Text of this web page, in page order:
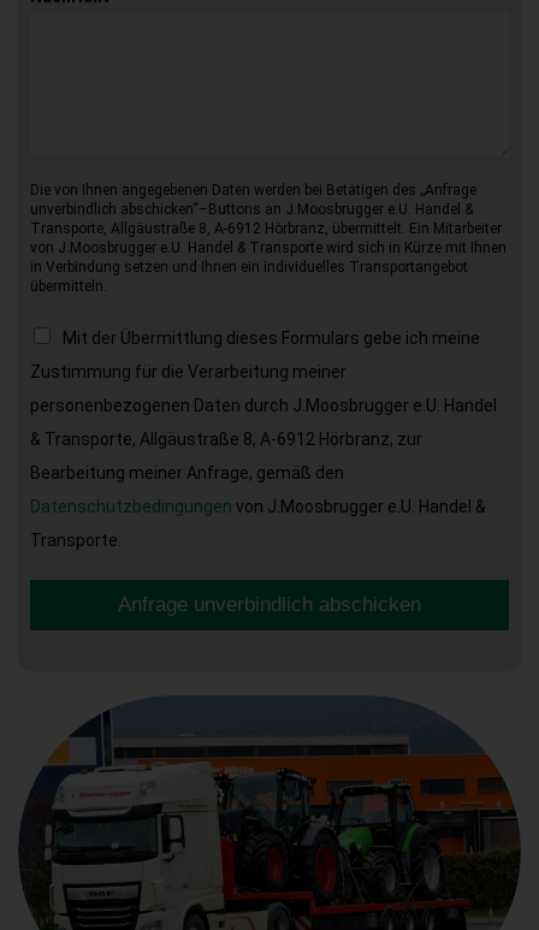
Die von Ihnen angegebenen Daten werden bei Betätigen des „Anfrage
unverbindlich abschicken“–Buttons an J.Moosbrugger e.U. Handel &
Transporte, Allgäustraße 8, A-6912 Hörbranz, übermittelt. Ein Mitarbeiter
von J.Moosbrugger e.U. Handel & Transporte wird sich in Kürze mit Ihnen
in Verbindung setzen und Ihnen ein individuelles Transportangebot
übermitteln.
Mit der Übermittlung dieses Formulars gebe ich meine
Zustimmung für die Verarbeitung meiner
personenbezogenen Daten durch J.Moosbrugger e.U. Handel
& Transporte, Allgäustraße 8, A-6912 Hörbranz, zur
Bearbeitung meiner Anfrage, gemäß den
Datenschutzbedingungen von J.Moosbrugger e.U. Handel &
Transporte.
Anfrage unverbindlich abschicken